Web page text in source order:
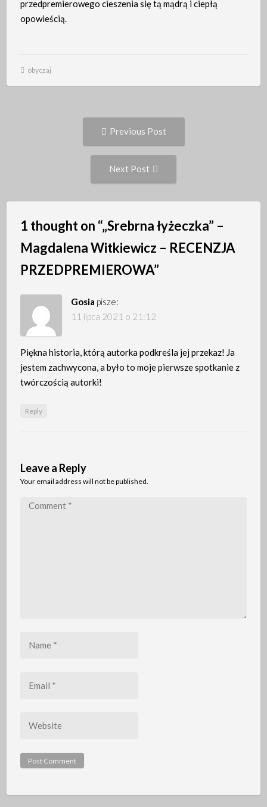
przedpremierowego cieszenia się tą mądrą i ciepłą
opowieścią.
obyczaj
navigation
Previous Post
Next Post
1 thought on “„Srebrna łyżeczka” –
Magdalena Witkiewicz – RECENZJA
PRZEDPREMIEROWA”
Gosia pisze:
11 lipca 2021 o 21:12
Piękna historia, którą autorka podkreśla jej przekaz! Ja
jestem zachwycona, a było to moje pierwsze spotkanie z
twórczością autorki!
Reply
Leave a Reply
Your email address will not be published.
Comment